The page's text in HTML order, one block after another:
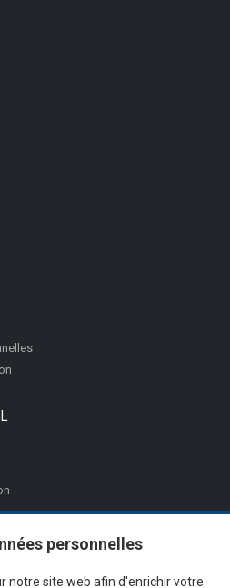
personnelles
notre site web afin d'enrichir votre